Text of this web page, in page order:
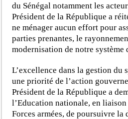
du Sénégal notamment les
Président de la République a
ne ménager aucun effort pour
parties prenantes, le
modernisation de notre système
L’excellence dans la gestion du
une priorité de l’action
Président de la République a
l’Education nationale, en
Forces armées, de poursuivre la